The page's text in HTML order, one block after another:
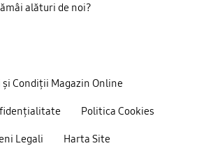
și Condiții Magazin Online
Politica Cookies
Legali Harta Site
alături de noi?